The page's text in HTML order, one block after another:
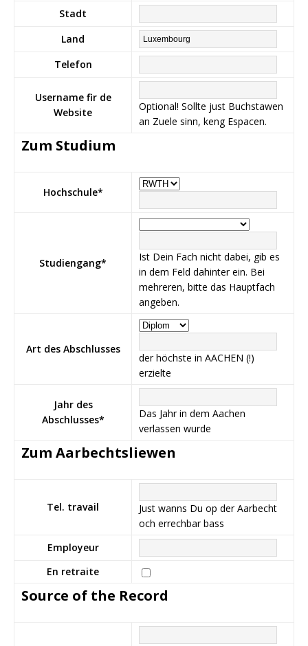
Stadt
Land
Telefon
Username fir de
Website
Optional! Sollte just Buchstawen
an Zuele sinn, keng Espacen.
Zum Studium
Hochschule*
Studiengang*
Ist Dein Fach nicht dabei, gib es
in dem Feld dahinter ein. Bei
mehreren, bitte das Hauptfach
angeben.
Art des Abschlusses
der höchste in AACHEN (!)
erzielte
Jahr des
Abschlusses*
Das Jahr in dem Aachen
verlassen wurde
Zum Aarbechtsliewen
Tel. travail
Just wanns Du op der Aarbecht
och errechbar bass
Employeur
En retraite
Source of the Record